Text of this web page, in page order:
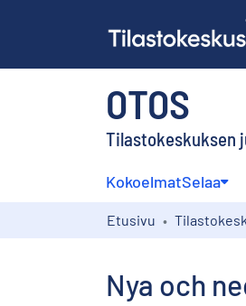
OTOS
Tilastokeskuksen
KokoelmatSelaa
Etusivu
Nya och